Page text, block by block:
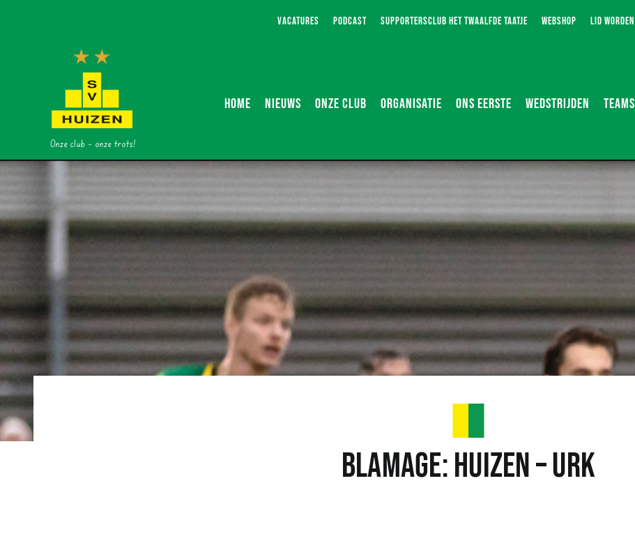
VACATURES PODCAST SUPPORTERSCLUB HET TWAALFDE TAATJE WEBSHOP LID WORDEN
Onze club – onze trots!
HOME NIEUWS ONZE CLUB ORGANISATIE ONS EERSTE WEDSTRIJDEN TEAMS
Blamage: Huizen – Urk